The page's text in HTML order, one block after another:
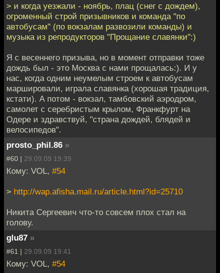
> и когда уезжали - ноябрь, плац (снег с дождем),
огроменный строй призывников и команда "по
автобусам" (по вокзалам развозили команды) и
музыка из репродукторов "Прощание славянки":)
Я с весеннего призыва, но в момент отправки тоже
дождь был - это Москва с нами прощалась:). И у
нас, когда одним неумелым строем к автобусам
маршировали, играла славянка (хорошая традиция,
кстати). А потом - вокзал, тамбовский аэродром,
самолет с серебристым крылом, Франкфурт на
Одере и здравствуй, "страна дождей, блядей и
велосипедов".
prosto_phil.86 »
#60 | 29.09.09 19:39
Кому: VOL, #54
> http://wap.afisha.mail.ru/article.html?id=25710
Никита Сергеевич что-то совсем плох стал на
голову.
glu87 »
#61 | 29.09.09 19:41
Кому: VOL, #54